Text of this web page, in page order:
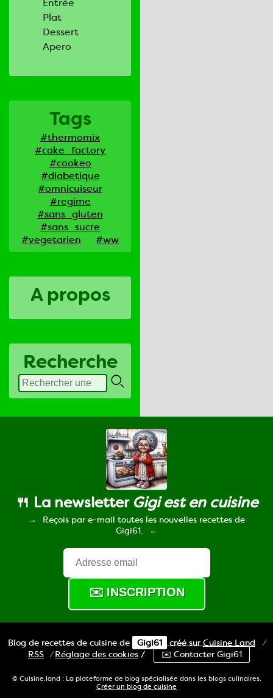
Entrée
Plat
Dessert
Apero
Tags
#thermomix
#cake_factory
#cookeo
#diabetique
#omnicuiseur
#regime
#sans_gluten
#sans_sucre
#vegetarien
#ww
A propos
Recherche
🍴 La newsletter Gigi est en cuisine
Reçois par e-mail toutes les nouvelles recettes de
Gigi61.
Blog de recettes de cuisine de Gigi61 créé sur Cuisine Land
⁄
RSS ⁄Réglage des cookies / ✉️ Contacter Gigi61
© Cuisine.land : La plateforme de blog spécialisée dans les blogs culinaires.
Créer un blog de cuisine